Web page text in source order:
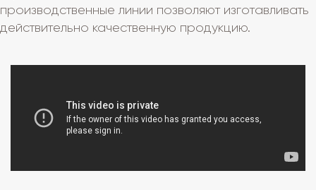
производственные линии позволяют изготавливать
действительно качественную продукцию.